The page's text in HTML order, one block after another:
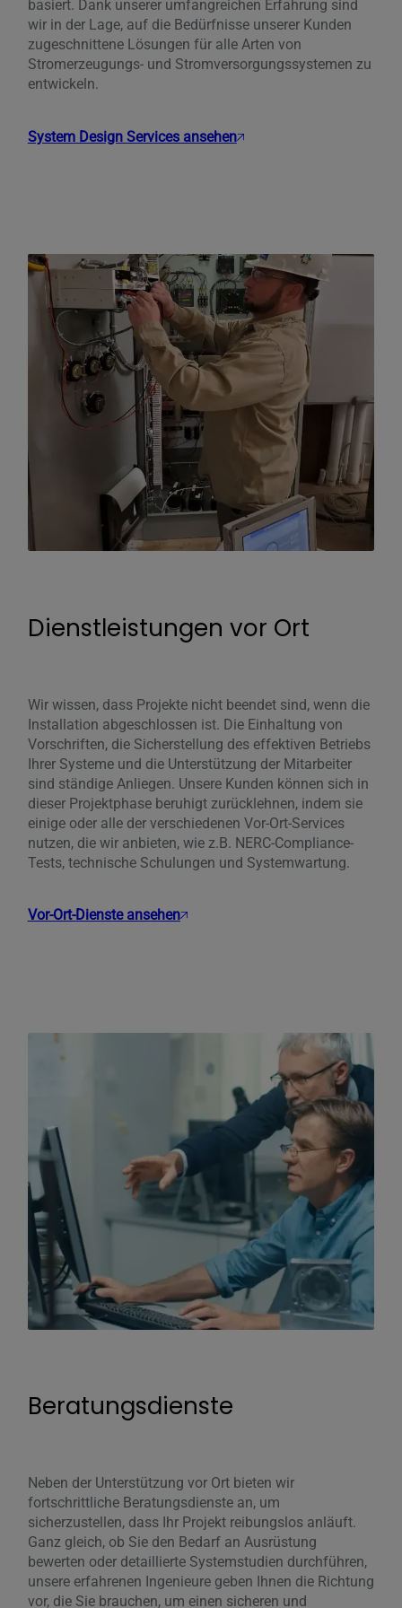
basiert. Dank unserer umfangreichen Erfahrung sind
wir in der Lage, auf die Bedürfnisse unserer Kunden
zugeschnittene Lösungen für alle Arten von
Stromerzeugungs- und Stromversorgungssystemen zu
entwickeln.
System Design Services ansehen
Dienstleistungen vor Ort
Wir wissen, dass Projekte nicht beendet sind, wenn die
Installation abgeschlossen ist. Die Einhaltung von
Vorschriften, die Sicherstellung des effektiven Betriebs
Ihrer Systeme und die Unterstützung der Mitarbeiter
sind ständige Anliegen. Unsere Kunden können sich in
dieser Projektphase beruhigt zurücklehnen, indem sie
einige oder alle der verschiedenen Vor-Ort-Services
nutzen, die wir anbieten, wie z.B. NERC-Compliance-
Tests, technische Schulungen und Systemwartung.
Vor-Ort-Dienste ansehen
Beratungsdienste
Neben der Unterstützung vor Ort bieten wir
fortschrittliche Beratungsdienste an, um
sicherzustellen, dass Ihr Projekt reibungslos anläuft.
Ganz gleich, ob Sie den Bedarf an Ausrüstung
bewerten oder detaillierte Systemstudien durchführen,
unsere erfahrenen Ingenieure geben Ihnen die Richtung
vor, die Sie brauchen, um einen sicheren und